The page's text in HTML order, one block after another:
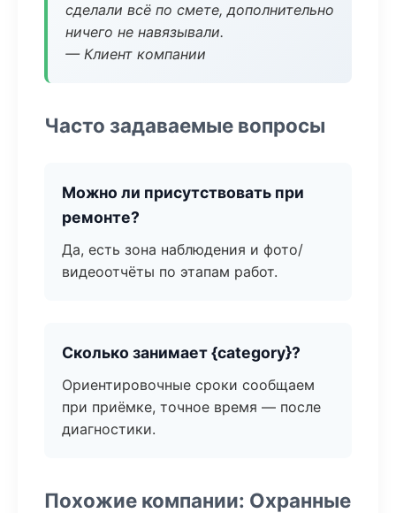
сделали всё по смете, дополнительно
ничего не навязывали.
— Клиент компании
Часто задаваемые вопросы
Можно ли присутствовать при
ремонте?
Да, есть зона наблюдения и фото/
видеоотчёты по этапам работ.
Сколько занимает {category}?
Ориентировочные сроки сообщаем
при приёмке, точное время — после
диагностики.
Похожие компании: Охранные